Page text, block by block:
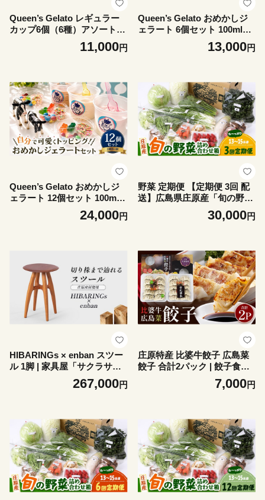
Queen’s Gelato レギュラー
カップ6個（6種）アソート 1
00ml×6個 （6種 各1個） | ク
イーンファーム クイーンズジ
ンミルク いちごミルク ミル
クチョコ 抹茶 マンゴーソル
ベ あまおうソルベ
11,000円
Queen’s Gelato おめかしジ
ェラート 6個セット 100ml×6
個 | クイーンファーム クイー
ンズジェラート ジェラート
ミルクチョコ
13,000円
Queen’s Gelato おめかしジ
ェラート 12個セット 100ml×
12個 | クイーンファーム クイ
ーンズジェラート ジェラート
24,000円
野菜 定期便 【定期便 3回 配
送】広島県庄原産「旬の野
菜」詰め合わせ箱（13～15品
目）野菜セット やさい 3ヵ月
30,000円
HIBARINGs × enban スツー
ル 1脚 | 家具屋「サクラサ
ク」×HIBARINGs インテリ
ア 家具 いす 椅子 イス おし
267,000円
庄原特産 比婆牛餃子 広島菜
餃子 合計2パック | 餃子食べ
比べ ぎょうざ ギョウザ セッ
ト 食べ比べ 肉餃子 野菜ぎょ
かず
7,000円